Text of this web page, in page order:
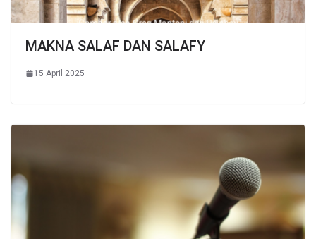
MAKNA SALAF DAN SALAFY
15 April 2025